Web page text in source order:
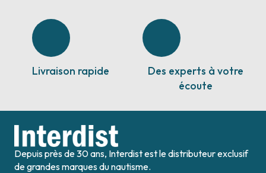
Livraison rapide
Des experts à votre
écoute
Depuis près de 30 ans, Interdist est le distributeur exclusif
de grandes marques du nautisme.